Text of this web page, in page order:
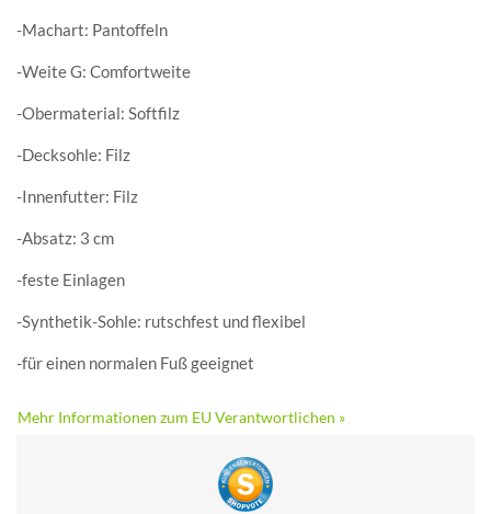
-Machart: Pantoffeln
-Weite G: Comfortweite
-Obermaterial: Softfilz
-Decksohle: Filz
-Innenfutter: Filz
-Absatz: 3 cm
-feste Einlagen
-Synthetik-Sohle: rutschfest und flexibel
-für einen normalen Fuß geeignet
Mehr Informationen zum EU Verantwortlichen »